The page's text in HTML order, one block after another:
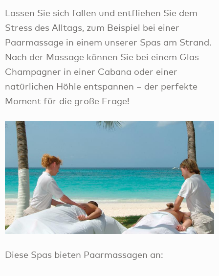
Lassen Sie sich fallen und entfliehen Sie dem
Stress des Alltags, zum Beispiel bei einer
Paarmassage in einem unserer Spas am Strand.
Nach der Massage können Sie bei einem Glas
Champagner in einer Cabana oder einer
natürlichen Höhle entspannen – der perfekte
Moment für die große Frage!
Diese Spas bieten Paarmassagen an: